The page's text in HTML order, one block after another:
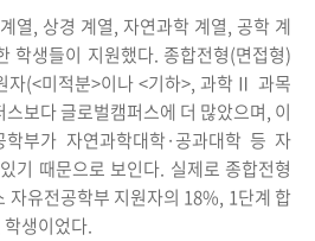
열, 상경 계열, 자연과학 계열, 공학 계
학생들이 지원했다. 종합전형(면접형)
자(<미적분>이나 <기하>, 과학Ⅱ 과목
보다 글로벌캠퍼스에 더 많았으며, 이
부가 자연과학대학·공과대학 등 자
기 때문으로 보인다. 실제로 종합전형
자유전공학부 지원자의 18%, 1단계 합
생이었다.